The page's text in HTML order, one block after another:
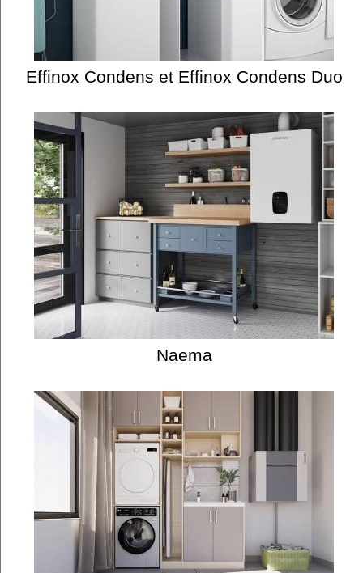
Effinox Condens et Effinox Condens Duo
Naema